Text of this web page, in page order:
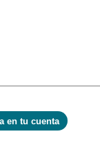
en tu cuenta